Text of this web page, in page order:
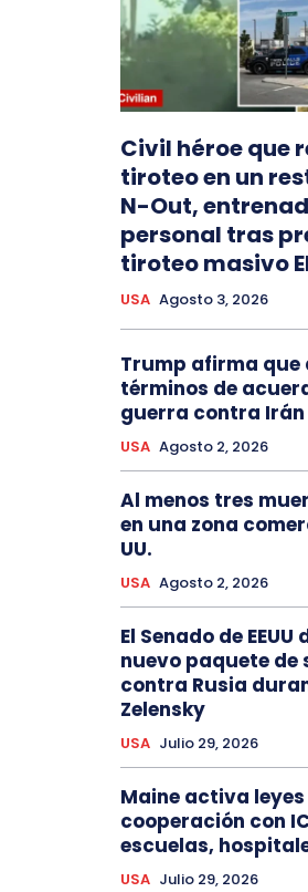
Civil héroe que
tiroteo en un
N-Out,
personal tras
tiroteo masivo
USA Agosto 3, 2026
Trump afirma que
términos de
guerra contra Irán
USA Agosto 2, 2026
Al menos tres
en una zona
UU.
USA Agosto 2, 2026
El Senado de
nuevo paquete de
contra Rusia
Zelensky
USA Julio 29, 2026
Maine activa
cooperación con
escuelas,
USA Julio 29, 2026